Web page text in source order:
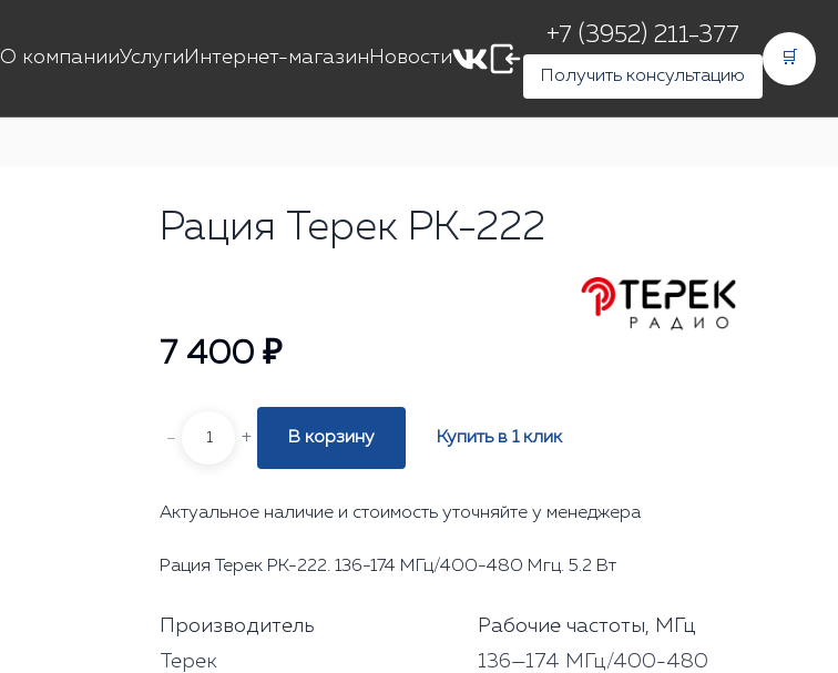
О компанииУслуги Интернет-магазин Новости
+7 (3952) 211-377
Получить консультацию
🛒
Рация Терек РК-222
7 400 ₽
- + В корзину Купить в 1 клик
Актуальное наличие и стоимость уточняйте у менеджера
Рация Терек РК-222. 136-174 МГц/400-480 Мгц. 5.2 Вт
Производитель
Терек
Рабочие частоты, МГц
136—174 МГц/400-480